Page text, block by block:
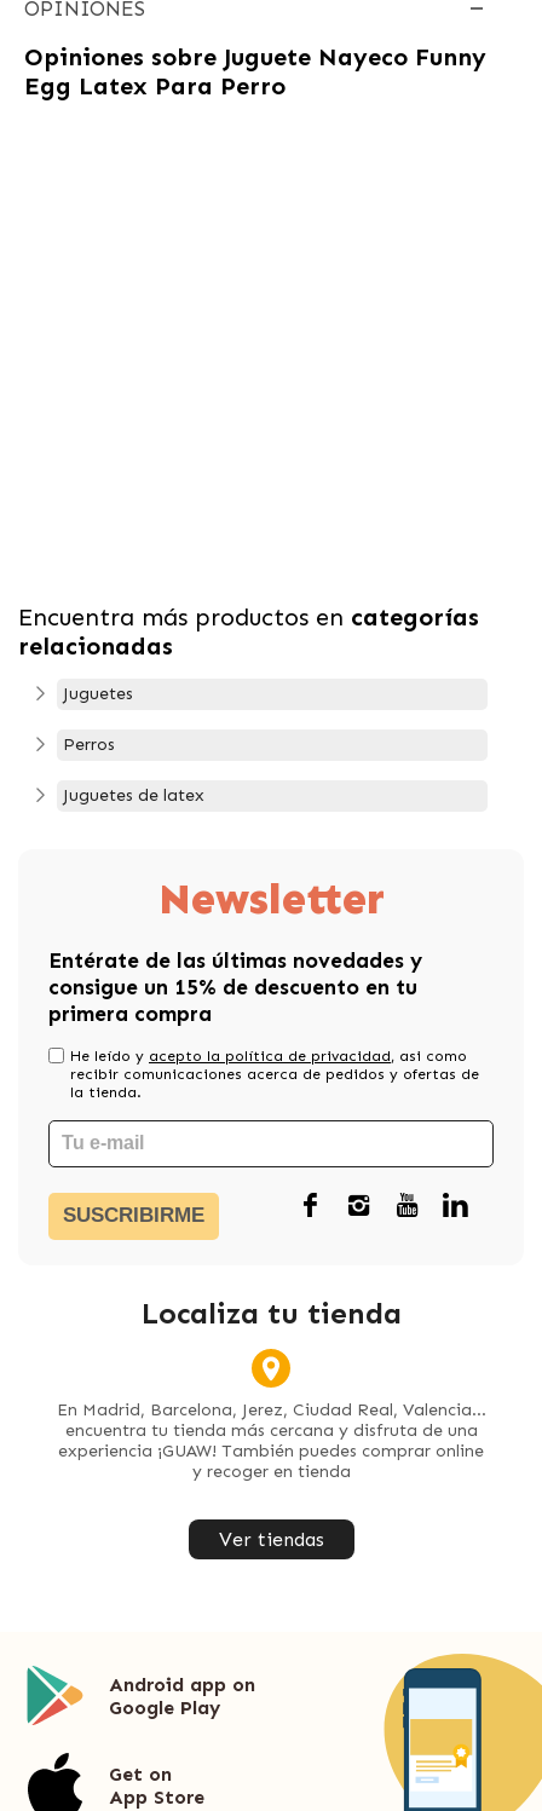
OPINIONES
Opiniones sobre Juguete Nayeco Funny
Egg Latex Para Perro
Encuentra más productos en categorías
relacionadas
Juguetes
Perros
Juguetes de latex
Newsletter
Entérate de las últimas novedades y
consigue un 15% de descuento en tu
primera compra
He leído y acepto la política de privacidad, asi como
recibir comunicaciones acerca de pedidos y ofertas de
la tienda.
SUSCRIBIRME
Localiza tu tienda
En Madrid, Barcelona, Jerez, Ciudad Real, Valencia...
encuentra tu tienda más cercana y disfruta de una
experiencia ¡GUAW! También puedes comprar online
y recoger en tienda
Ver tiendas
Android app on
Google Play
Get on
App Store